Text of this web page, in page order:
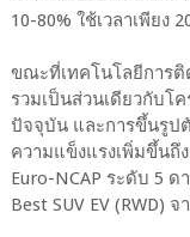
10-80% ใช้เวลาเพียง
ขณะที่เทคโนโลยีการติ
รวมเป็นส่วนเดียวกับโ
ปัจจุบัน และการขึ้นรูป
ความแข็งแรงเพิ่มขึ้นถึ
Euro-NCAP ระดับ 5 ด
Best SUV EV (RWD)